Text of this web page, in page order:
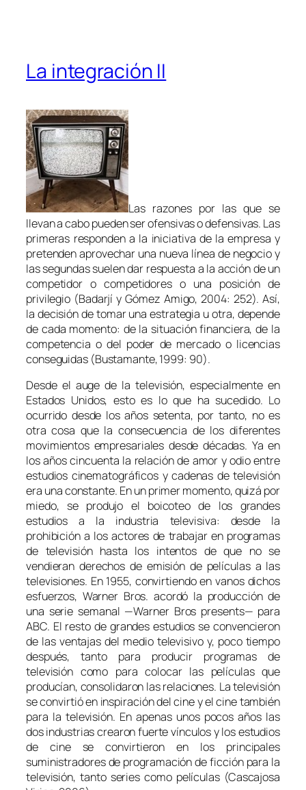
La integración II
Las razones por las que se
llevan a cabo pueden ser ofensivas o defensivas. Las
primeras responden a la iniciativa de la empresa y
pretenden aprovechar una nueva línea de negocio y
las segundas suelen dar respuesta a la acción de un
competidor o competidores o una posición de
privilegio (Badarjí y Gómez Amigo, 2004: 252). Así,
la decisión de tomar una estrategia u otra, depende
de cada momento: de la situación financiera, de la
competencia o del poder de mercado o licencias
conseguidas (Bustamante, 1999: 90).
Desde el auge de la televisión, especialmente en
Estados Unidos, esto es lo que ha sucedido. Lo
ocurrido desde los años setenta, por tanto, no es
otra cosa que la consecuencia de los diferentes
movimientos empresariales desde décadas. Ya en
los años cincuenta la relación de amor y odio entre
estudios cinematográficos y cadenas de televisión
era una constante. En un primer momento, quizá por
miedo, se produjo el boicoteo de los grandes
estudios a la industria televisiva: desde la
prohibición a los actores de trabajar en programas
de televisión hasta los intentos de que no se
vendieran derechos de emisión de películas a las
televisiones. En 1955, convirtiendo en vanos dichos
esfuerzos, Warner Bros. acordó la producción de
una serie semanal —Warner Bros presents— para
ABC. El resto de grandes estudios se convencieron
de las ventajas del medio televisivo y, poco tiempo
después, tanto para producir programas de
televisión como para colocar las películas que
producían, consolidaron las relaciones. La televisión
se convirtió en inspiración del cine y el cine también
para la televisión. En apenas unos pocos años las
dos industrias crearon fuerte vínculos y los estudios
de cine se convirtieron en los principales
suministradores de programación de ficción para la
televisión, tanto series como películas (Cascajosa